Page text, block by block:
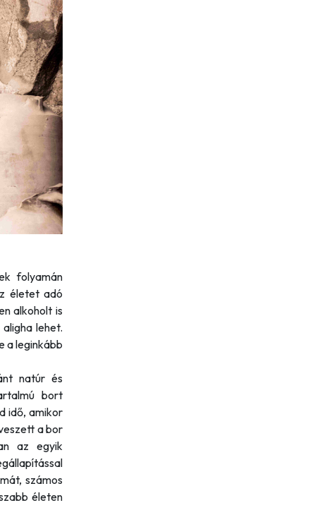
folyamán
életet adó
alkoholt is
lehet.
a leginkább
natúr és
bort
idő, amikor
a bor
az egyik
számos
életen